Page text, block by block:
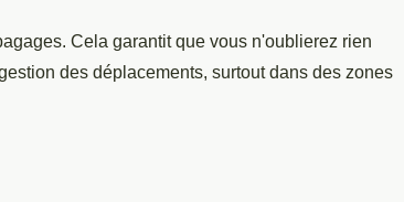
Cela garantit que vous n'oublierez rien
des déplacements, surtout dans des zones